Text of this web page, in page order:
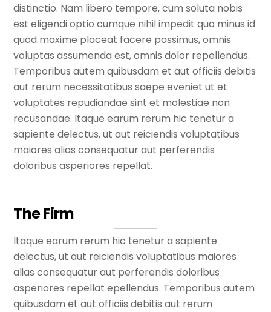
distinctio. Nam libero tempore, cum soluta nobis
est eligendi optio cumque nihil impedit quo minus id
quod maxime placeat facere possimus, omnis
voluptas assumenda est, omnis dolor repellendus.
Temporibus autem quibusdam et aut officiis debitis
aut rerum necessitatibus saepe eveniet ut et
voluptates repudiandae sint et molestiae non
recusandae. Itaque earum rerum hic tenetur a
sapiente delectus, ut aut reiciendis voluptatibus
maiores alias consequatur aut perferendis
doloribus asperiores repellat.
The Firm
Itaque earum rerum hic tenetur a sapiente
delectus, ut aut reiciendis voluptatibus maiores
alias consequatur aut perferendis doloribus
asperiores repellat epellendus. Temporibus autem
quibusdam et aut officiis debitis aut rerum